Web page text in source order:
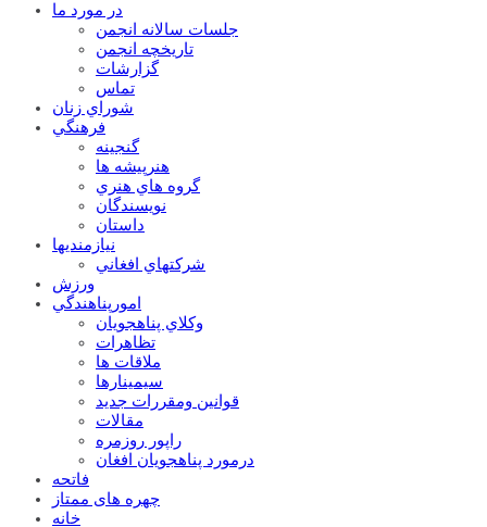
در مورد ما
جلسات سالانه انجمن
تاریخچه انجمن
گزارشات
تماس
شوراي زنان
فرهنگي
گنجينه
هنرپيشه ها
گروه هاي هنري
نويسندگان
داستان
نيازمنديها
شرکتهاي افغاني
ورزش
امورپناهندگي
وکلاي پناهجويان
تظاهرات
ملاقات ها
سيمينارها
قوانين ومقررات جديد
مقالات
راپور روزمره
درمورد پناهجويان افغان
فاتحه
چهره های ممتاز
خانه